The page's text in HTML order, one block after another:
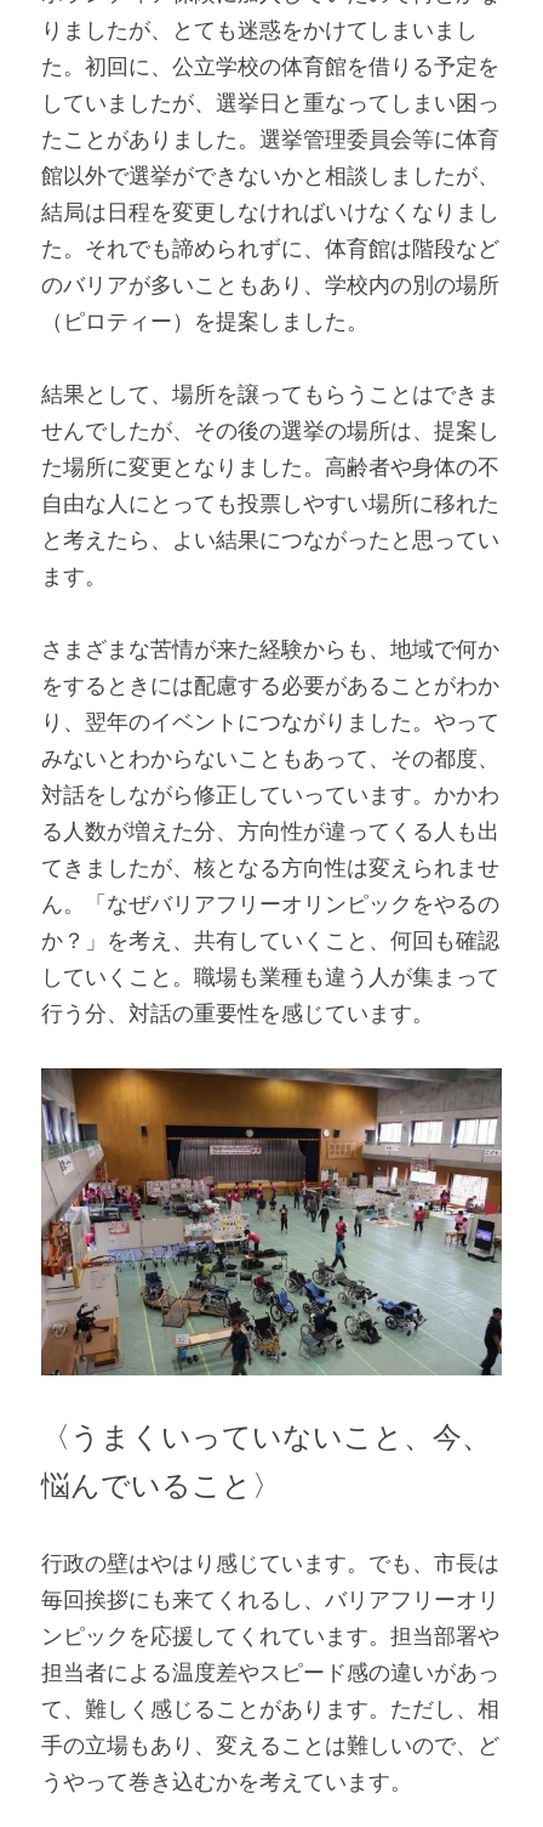
りましたが、とても迷惑をかけてしまいまし
た。初回に、公立学校の体育館を借りる予定を
していましたが、選挙日と重なってしまい困っ
たことがありました。選挙管理委員会等に体育
館以外で選挙ができないかと相談しましたが、
結局は日程を変更しなければいけなくなりまし
た。それでも諦められずに、体育館は階段など
のバリアが多いこともあり、学校内の別の場所
（ピロティー）を提案しました。
結果として、場所を譲ってもらうことはできま
せんでしたが、その後の選挙の場所は、提案し
た場所に変更となりました。高齢者や身体の不
自由な人にとっても投票しやすい場所に移れた
と考えたら、よい結果につながったと思ってい
ます。
さまざまな苦情が来た経験からも、地域で何か
をするときには配慮する必要があることがわか
り、翌年のイベントにつながりました。やって
みないとわからないこともあって、その都度、
対話をしながら修正していっています。かかわ
る人数が増えた分、方向性が違ってくる人も出
てきましたが、核となる方向性は変えられませ
ん。「なぜバリアフリーオリンピックをやるの
か？」を考え、共有していくこと、何回も確認
していくこと。職場も業種も違う人が集まって
行う分、対話の重要性を感じています。
〈うまくいっていないこと、今、
悩んでいること〉
行政の壁はやはり感じています。でも、市長は
毎回挨拶にも来てくれるし、バリアフリーオリ
ンピックを応援してくれています。担当部署や
担当者による温度差やスピード感の違いがあっ
て、難しく感じることがあります。ただし、相
手の立場もあり、変えることは難しいので、ど
うやって巻き込むかを考えています。